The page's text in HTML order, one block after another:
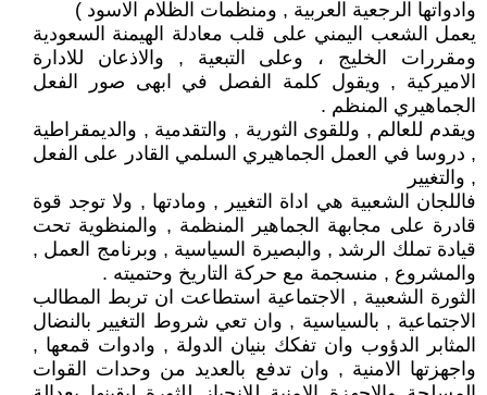
وادواتها الرجعية العربية , ومنظمات الظلام الاسود )
يعمل الشعب اليمني على قلب معادلة الهيمنة السعودية
ومقررات الخليج ، وعلى التبعية , والاذعان للادارة
الاميركية , ويقول كلمة الفصل في ابهى صور الفعل
الجماهيري المنظم .
ويقدم للعالم , وللقوى الثورية , والتقدمية , والديمقراطية
, دروسا في العمل الجماهيري السلمي القادر على الفعل
, والتغيير
فاللجان الشعبية هي اداة التغيير , ومادتها , ولا توجد قوة
قادرة على مجابهة الجماهير المنظمة , والمنظوية تحت
قيادة تملك الرشد , والبصيرة السياسية , وبرنامج العمل ,
والمشروع , منسجمة مع حركة التاريخ وحتميته .
الثورة الشعبية , الاجتماعية استطاعت ان تربط المطالب
الاجتماعية , بالسياسية , وان تعي شروط التغيير بالنضال
المثابر الدؤوب وان تفكك بنيان الدولة , وادوات قمعها ,
واجهزتها الامنية , وان تدفع بالعديد من وحدات القوات